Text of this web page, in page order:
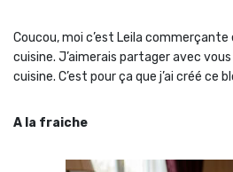
Coucou, moi c’est Leila
cuisine. J’aimerais partager avec vous
cuisine. C’est pour ça que j’ai créé ce
A la fraiche